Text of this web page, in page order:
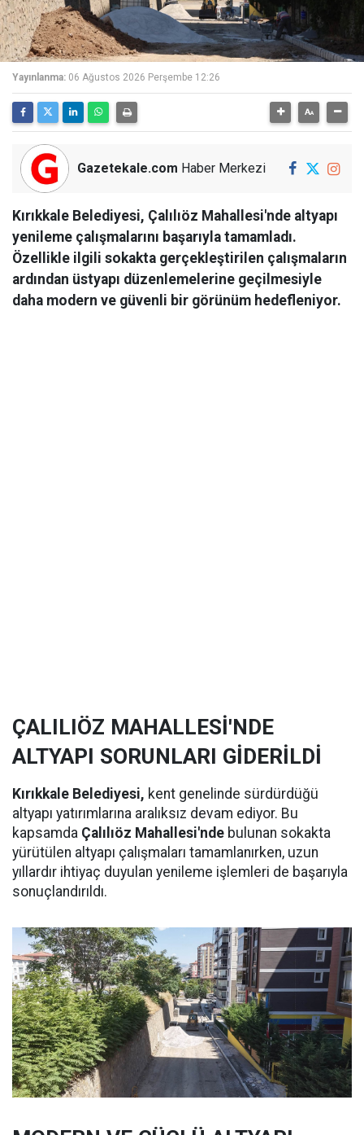
Yayınlanma: 06 Ağustos 2026 Perşembe 12:26
Gazetekale.com Haber Merkezi
Kırıkkale Belediyesi, Çalılıöz Mahallesi'nde altyapı
yenileme çalışmalarını başarıyla tamamladı.
Özellikle ilgili sokakta gerçekleştirilen çalışmaların
ardından üstyapı düzenlemelerine geçilmesiyle
daha modern ve güvenli bir görünüm hedefleniyor.
ÇALILIÖZ MAHALLESİ'NDE
ALTYAPI SORUNLARI GİDERİLDİ
Kırıkkale Belediyesi, kent genelinde sürdürdüğü
altyapı yatırımlarına aralıksız devam ediyor. Bu
kapsamda Çalılıöz Mahallesi'nde bulunan sokakta
yürütülen altyapı çalışmaları tamamlanırken, uzun
yıllardır ihtiyaç duyulan yenileme işlemleri de başarıyla
sonuçlandırıldı.